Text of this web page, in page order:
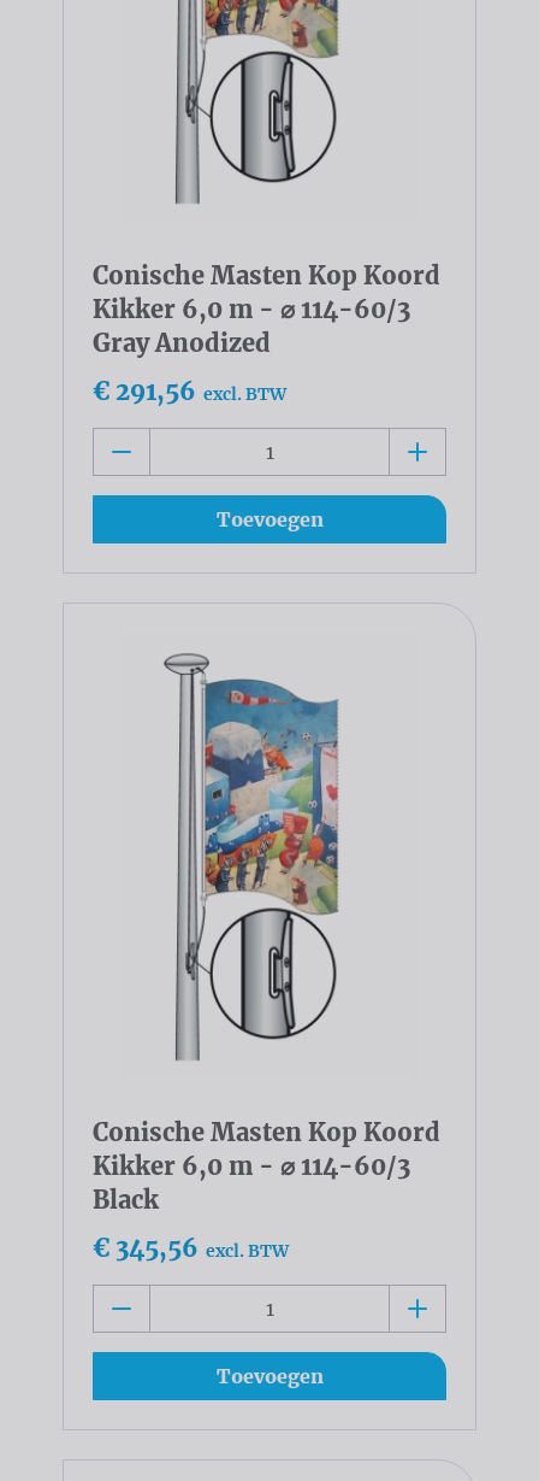
Conische Masten Kop Koord
Kikker 6,0 m - ⌀ 114-60/3
Gray Anodized
€ 291,56 excl. BTW
Toevoegen
Conische Masten Kop Koord
Kikker 6,0 m - ⌀ 114-60/3
Black
€ 345,56 excl. BTW
Toevoegen